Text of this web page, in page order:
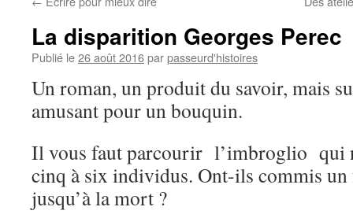
La disparition Georges Perec
Publié le26 août 2016parpasseurd'histoires
Un roman, un produit du savoir, mais
amusant pour un bouquin.
Il vous faut parcourir l’imbroglio qui
cinq à six individus. Ont-ils commis
jusqu’à la mort ?